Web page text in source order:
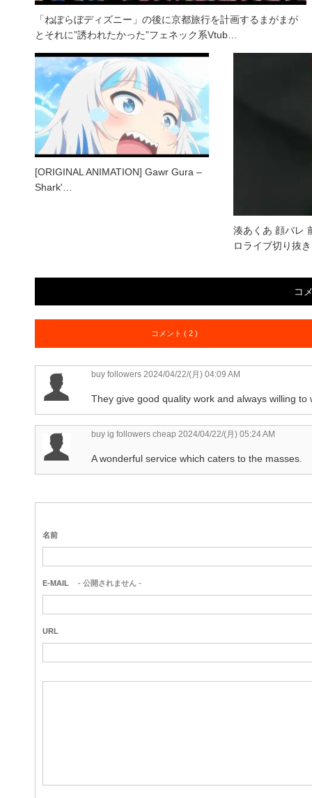
「ねぽらぼディズニー」の後に京都旅行を計画するまがまが
とそれに”誘われたかった”フェネック系Vtub…
[ORIGINAL ANIMATION] Gawr Gura –
Shark'…
湊あくあ 顔バレ
ロライブ切り抜
コ
コメント ( 2 )
buy followers 2024/04/22/(月) 04:09 AM
They give good quality work and always willing to
buy ig followers cheap 2024/04/22/(月) 05:24 AM
A wonderful service which caters to the masses.
名前
E-MAIL - 公開されません -
URL